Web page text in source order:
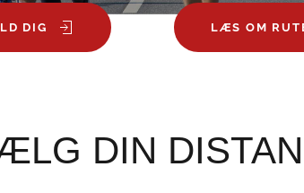
DIG LÆS OM
DIN